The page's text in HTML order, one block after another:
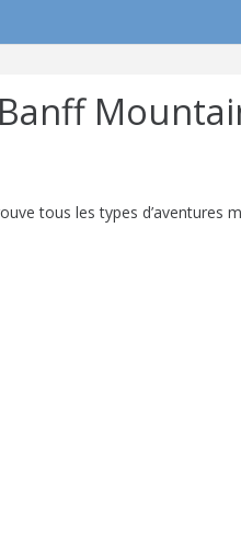
tous les types d’aventures